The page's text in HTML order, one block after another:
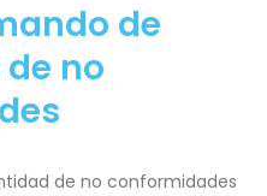
de
no
de no conformidades